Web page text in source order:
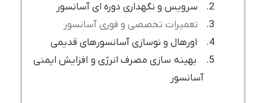
سرویس و نگهداری دوره ای آسانسور
تعمیرات تخصصی و فوری آسانسور
اورهال و نوسازی آسانسورهای قدیمی
بهینه سازی مصرف انرژی و افزایش ایمنی
آسانسور